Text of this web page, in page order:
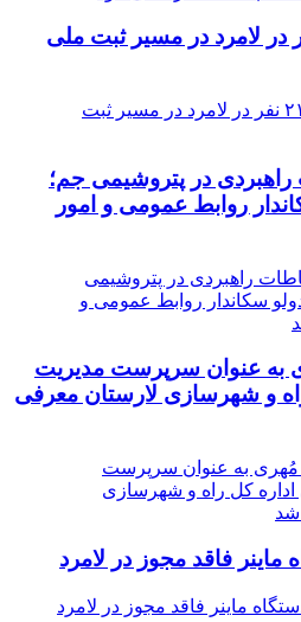
شهادت ۲۱ نفر در لامرد در مسیر ثبت ملی
راهبردی در پتروشیمی جم؛
روابط عمومی و امور
به عنوان سرپرست مدیریت
و شهرسازی لارستان معرفی